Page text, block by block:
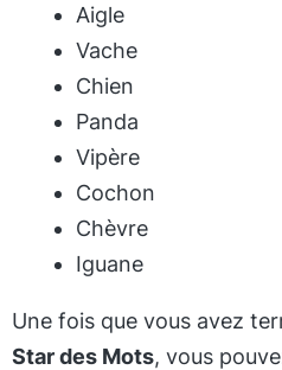
Aigle
Vache
Chien
Panda
Vipère
Cochon
Chèvre
Iguane
Une fois que vous avez
Star des Mots, vous